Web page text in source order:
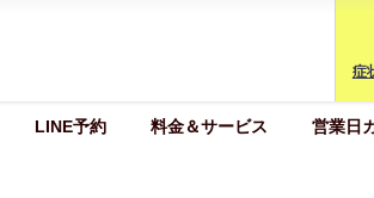
症
LINE予約 料金＆サービス 営業日